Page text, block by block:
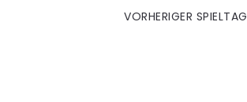
VORHERIGER SPIELTAG